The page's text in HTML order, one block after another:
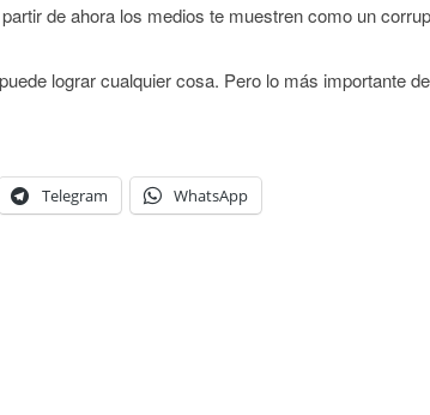
de ahora los medios te muestren como un
lograr cualquier cosa. Pero lo más importante
Telegram WhatsApp